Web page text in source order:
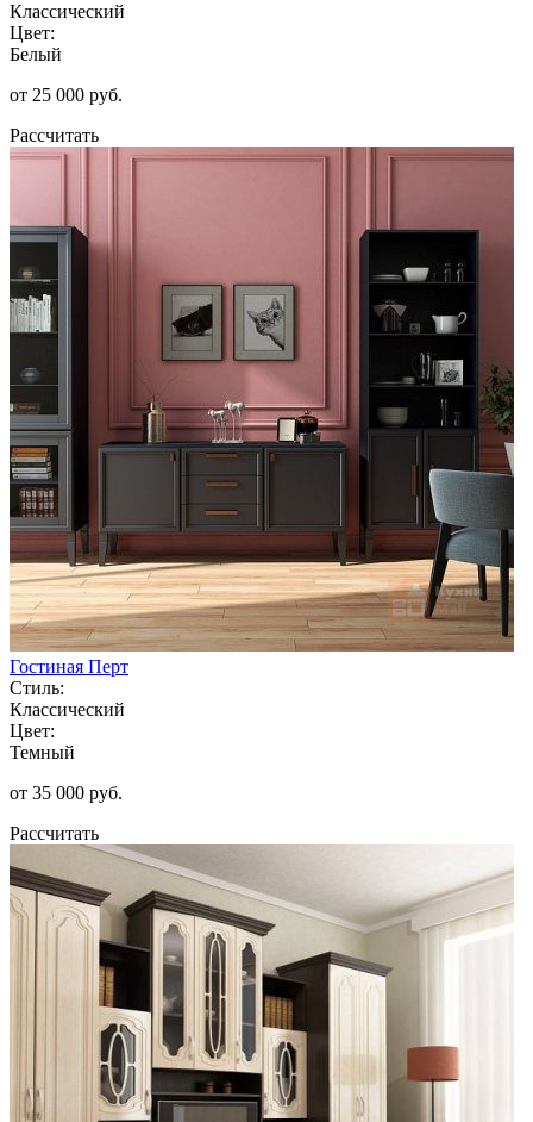
Классический
Цвет:
Белый
от 25 000 руб.
Рассчитать
Гостиная Перт
Стиль:
Классический
Цвет:
Темный
от 35 000 руб.
Рассчитать